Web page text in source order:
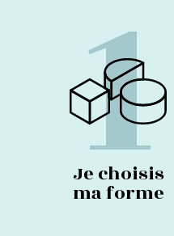
1
Je choisis
ma forme